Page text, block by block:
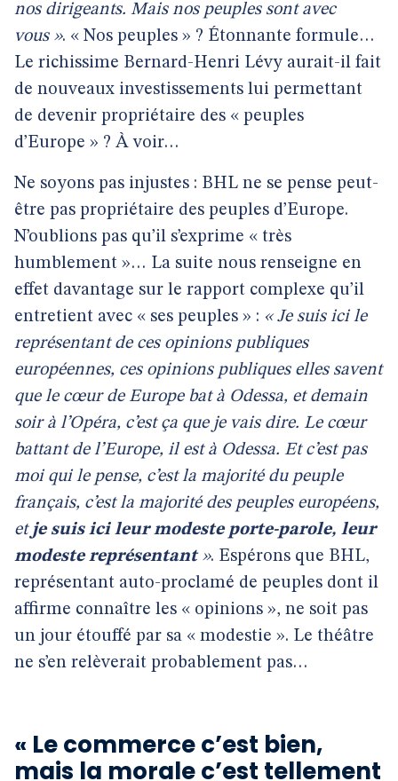
nos dirigeants. Mais nos peuples sont avec
vous ». « Nos peuples » ? Étonnante formule…
Le richissime Bernard-Henri Lévy aurait-il fait
de nouveaux investissements lui permettant
de devenir propriétaire des « peuples
d’Europe » ? À voir…
Ne soyons pas injustes : BHL ne se pense peut-
être pas propriétaire des peuples d’Europe.
N’oublions pas qu’il s’exprime « très
humblement »… La suite nous renseigne en
effet davantage sur le rapport complexe qu’il
entretient avec « ses peuples » : « Je suis ici le
représentant de ces opinions publiques
européennes, ces opinions publiques elles savent
que le cœur de Europe bat à Odessa, et demain
soir à l’Opéra, c’est ça que je vais dire. Le cœur
battant de l’Europe, il est à Odessa. Et c’est pas
moi qui le pense, c’est la majorité du peuple
français, c’est la majorité des peuples européens,
et je suis ici leur modeste porte-parole, leur
modeste représentant». Espérons que BHL,
représentant auto-proclamé de peuples dont il
affirme connaître les « opinions », ne soit pas
un jour étouffé par sa « modestie ». Le théâtre
ne s’en relèverait probablement pas…
« Le commerce c’est bien,
mais la morale c’est tellement